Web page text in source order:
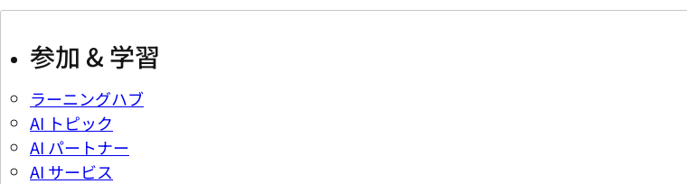
参加 & 学習
ラーニングハブ
AI トピック
AI パートナー
AI サービス